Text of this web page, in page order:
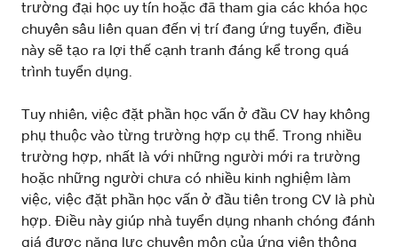
trường đại học uy tín hoặc đã tham gia các khóa học
chuyên sâu liên quan đến vị trí đang ứng tuyển, điều
này sẽ tạo ra lợi thế cạnh tranh đáng kể trong quá
trình tuyển dụng.
Tuy nhiên, việc đặt phần học vấn ở đầu CV hay không
phụ thuộc vào từng trường hợp cụ thể. Trong nhiều
trường hợp, nhất là với những người mới ra trường
hoặc những người chưa có nhiều kinh nghiệm làm
việc, việc đặt phần học vấn ở đầu tiên trong CV là phù
hợp. Điều này giúp nhà tuyển dụng nhanh chóng đánh
giá được năng lực chuyên môn của ứng viên thông